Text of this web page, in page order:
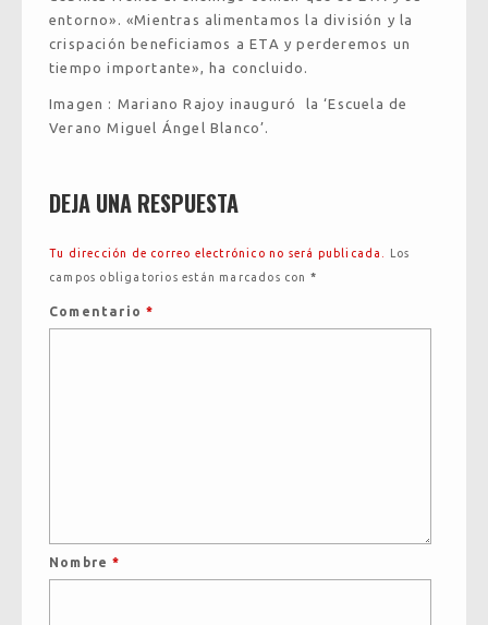
entorno». «Mientras alimentamos la división y la
crispación beneficiamos a ETA y perderemos un
tiempo importante», ha concluido.
Imagen : Mariano Rajoy inauguró la ‘Escuela de
Verano Miguel Ángel Blanco’.
DEJA UNA RESPUESTA
Tu dirección de correo electrónico no será publicada.
Los
campos obligatorios están marcados con *
Comentario*
Nombre*